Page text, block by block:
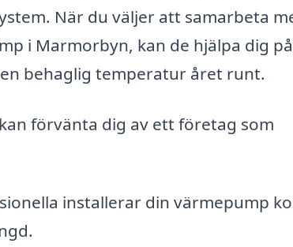
När du väljer att samarbeta
i Marmorbyn, kan de hjälpa dig på
behaglig temperatur året runt.
förvänta dig av ett företag som
installerar din värmepump